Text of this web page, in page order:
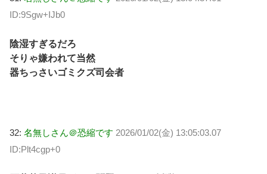
ID:9Sgw+IJb0
陰湿すぎるだろ
そりゃ嫌われて当然
器ちっさいゴミクズ司会者
32: 名無しさん＠恐縮です 2026/01/02(金) 13:05:03.07
ID:Plt4cgp+0